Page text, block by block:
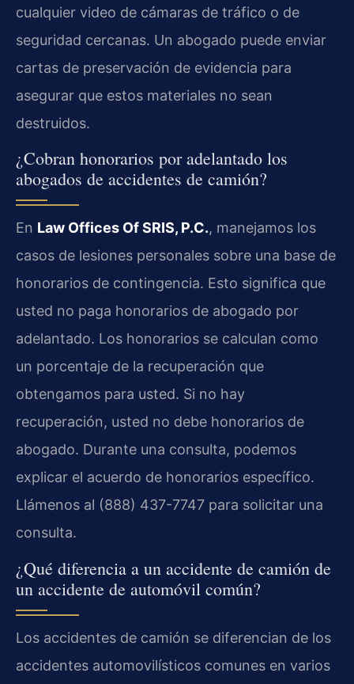
cualquier video de cámaras de tráfico o de
seguridad cercanas. Un abogado puede enviar
cartas de preservación de evidencia para
asegurar que estos materiales no sean
destruidos.
¿Cobran honorarios por adelantado los
abogados de accidentes de camión?
En Law Offices Of SRIS, P.C., manejamos los
casos de lesiones personales sobre una base de
honorarios de contingencia. Esto significa que
usted no paga honorarios de abogado por
adelantado. Los honorarios se calculan como
un porcentaje de la recuperación que
obtengamos para usted. Si no hay
recuperación, usted no debe honorarios de
abogado. Durante una consulta, podemos
explicar el acuerdo de honorarios específico.
Llámenos al (888) 437-7747 para solicitar una
consulta.
¿Qué diferencia a un accidente de camión de
un accidente de automóvil común?
Los accidentes de camión se diferencian de los
accidentes automovilísticos comunes en varios